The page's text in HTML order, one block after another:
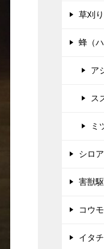
草刈
蜂（
ア
ス
ミ
シロ
害獣
コウ
イタ